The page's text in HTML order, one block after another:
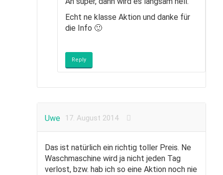
Echt ne klasse Aktion und danke für
die Info 🙂
Reply
Uwe 17. August 2014
Das ist natürlich ein richtig toller Preis. Ne
Waschmaschine wird ja nicht jeden Tag
verlost, bzw. hab ich so eine Aktion noch nie